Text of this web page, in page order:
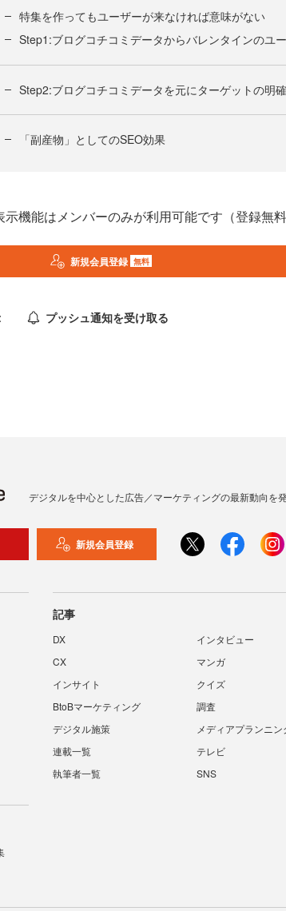
特集を作ってもユーザーが来なければ意味がない
Step1:ブログコチコミデータからバレンタインのユ
Step2:ブログコチコミデータを元にターゲットの明
「副産物」としてのSEO効果
機能はメンバーのみが利用可能です（登録無料
新規会員登録 無料
プッシュ通知を受け取る
デジタルを中心とした広告／マーケティングの最新動向を
新規会員登録
記事
DX
インタビュー
CX
マンガ
インサイト
クイズ
BtoBマーケティング
調査
デジタル施策
メディアプランニン
連載一覧
テレビ
執筆者一覧
SNS